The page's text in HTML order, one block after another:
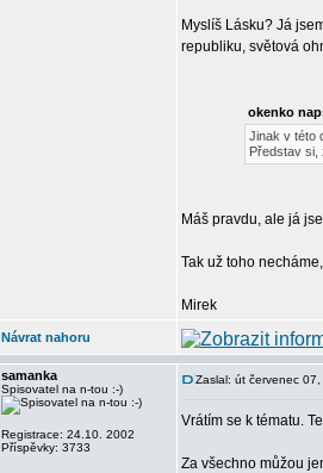
Myslíš Lásku? Já
republiku, světová
okenko
Jinak v této
Představ si,
Máš pravdu, ale já
Tak už toho
Mirek
Návrat nahoru
samanka
Spisovatel na n-tou :-)
Registrace: 24.10. 2002
Příspěvky: 3733
Zaslal: út červenec
Vrátím se k tématu.
Za všechno můžou